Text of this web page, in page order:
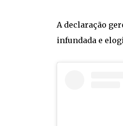
A declaração
infundada e